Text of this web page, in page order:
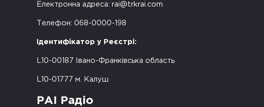
Електронна адреса: rai@trkrai.com
Телефон: 068-0000-198
Ідентифікатор у Реєстрі:
L10-00187 Івано-Франківська область
L10-01777 м. Калуш
РАІ Радіо